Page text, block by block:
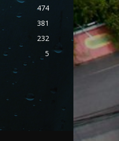
474
381
232
5